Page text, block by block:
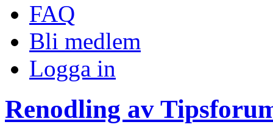
FAQ
Bli medlem
Logga in
Renodling av